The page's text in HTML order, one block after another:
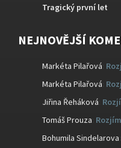
Tragický první let
NEJNOVĚJŠÍ
Markéta Pilařová
Markéta Pilařová
Jiřina Řeháková
Tomáš Prouza
Bohumila Sindelarova